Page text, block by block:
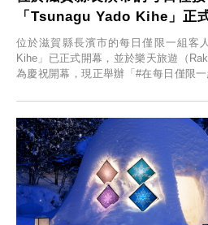
「Tsunagu Yado Kihe」正
位於滋賀縣長濱市的每日僅限一組客
Kihe」已正式開幕，並於樂天旅遊（
為慶祝開幕，現正舉辦「#在每日僅限
人的旅館，您才能在此與重要的人共度